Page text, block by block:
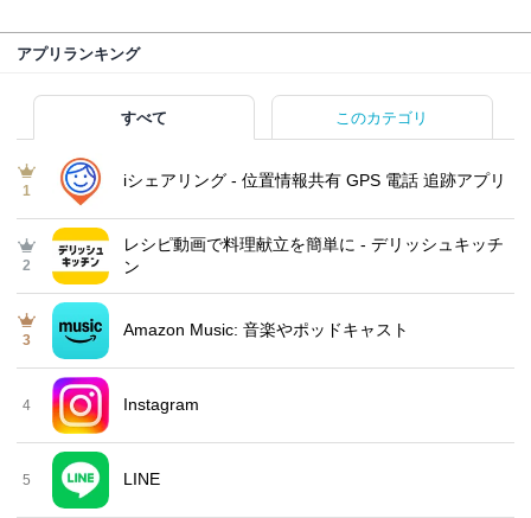
アプリランキング
すべて このカテゴリ
1
iシェアリング - 位置情報共有 GPS 電話 追跡アプリ
2
レシピ動画で料理献立を簡単‪に - デリッシュキッチ
ン
3
Amazon Music: 音楽やポッドキャスト
4 Instagram
5 LINE